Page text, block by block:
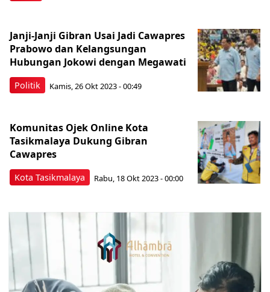
Politik
Janji-Janji Gibran Usai Jadi Cawapres
Prabowo dan Kelangsungan
Hubungan Jokowi dengan Megawati
Kamis, 26 Okt 2023 - 00:49
Kota Tasikmalaya
Komunitas Ojek Online Kota
Tasikmalaya Dukung Gibran
Cawapres
Rabu, 18 Okt 2023 - 00:00